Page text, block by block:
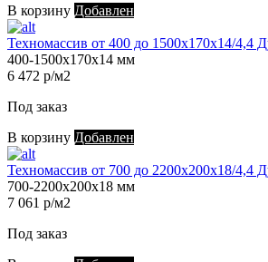
В корзину Добавлен
Техномассив от 400 до 1500х170х14/4,4
400-1500х170х14 мм
6 472 р/м2
Под заказ
В корзину Добавлен
Техномассив от 700 до 2200х200х18/4,4
700-2200х200х18 мм
7 061 р/м2
Под заказ